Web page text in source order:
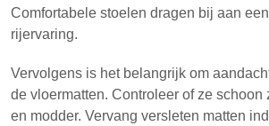
Comfortabele stoelen dragen bij aan
rijervaring.
Vervolgens is het belangrijk om
de vloermatten. Controleer of ze schoon
en modder. Vervang versleten matten